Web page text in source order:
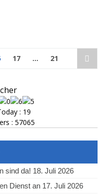
17 … 21
: 19
: 57065
sind da! 18. Juli 2026
Dienst an 17. Juli 2026